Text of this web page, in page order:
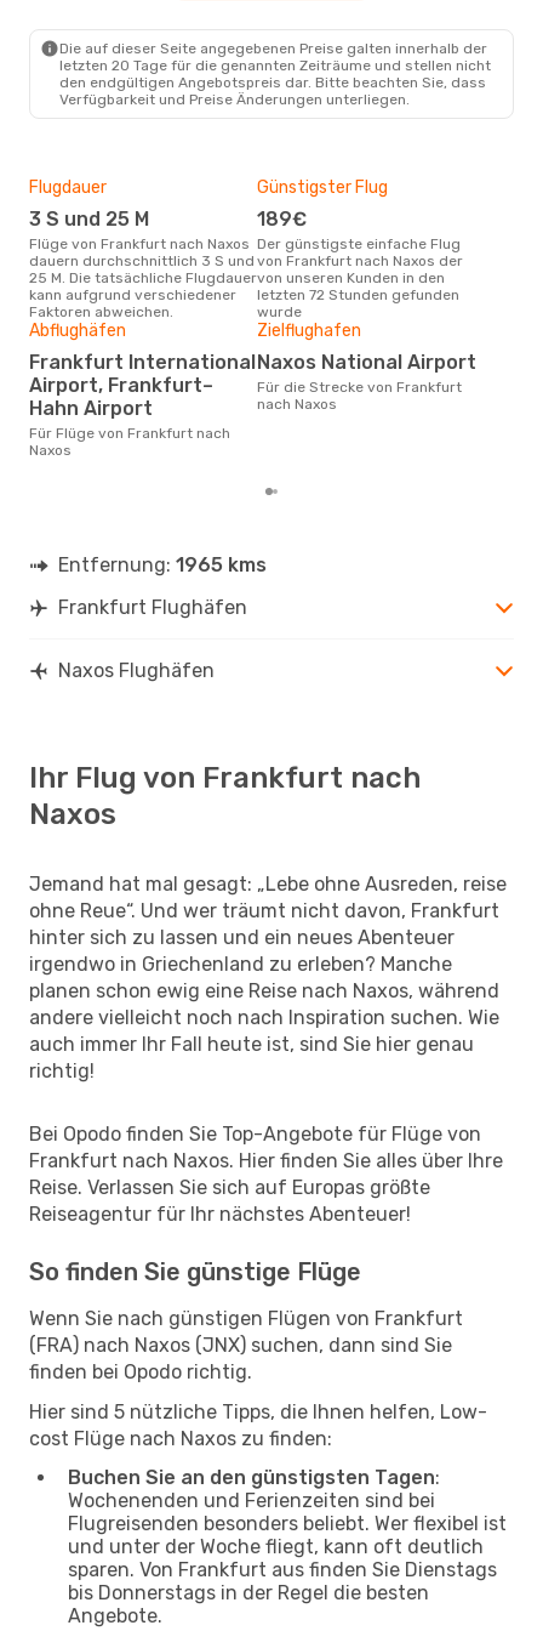
- Mi., 30. Sept.
1 Zwischenstopp
FRA- JNX
Aegean Airlines
1 Zwischenstopp
JNX- FRA
Die auf dieser Seite angegebenen Preise galten innerhalb der
letzten 20 Tage für die genannten Zeiträume und stellen nicht
den endgültigen Angebotspreis dar. Bitte beachten Sie, dass
Verfügbarkeit und Preise Änderungen unterliegen.
Flugdauer
3 S und 25 M
Flüge von Frankfurt nach Naxos
dauern durchschnittlich 3 S und
25 M. Die tatsächliche Flugdauer
kann aufgrund verschiedener
Faktoren abweichen.
Günstigster Flug
189€
Der günstigste einfache Flug
von Frankfurt nach Naxos der
von unseren Kunden in den
letzten 72 Stunden gefunden
wurde
Abflughäfen
Frankfurt International
Airport, Frankfurt–
Hahn Airport
Für Flüge von Frankfurt nach
Naxos
Zielflughafen
Naxos National Airport
Für die Strecke von Frankfurt
nach Naxos
Entfernung: 1965 kms
Frankfurt Flughäfen
Naxos Flughäfen
Ihr Flug von Frankfurt nach
Naxos
Jemand hat mal gesagt: „Lebe ohne Ausreden, reise
ohne Reue“. Und wer träumt nicht davon, Frankfurt
hinter sich zu lassen und ein neues Abenteuer
irgendwo in Griechenland zu erleben? Manche
planen schon ewig eine Reise nach Naxos, während
andere vielleicht noch nach Inspiration suchen. Wie
auch immer Ihr Fall heute ist, sind Sie hier genau
richtig!
Bei Opodo finden Sie Top-Angebote für Flüge von
Frankfurt nach Naxos. Hier finden Sie alles über Ihre
Reise. Verlassen Sie sich auf Europas größte
Reiseagentur für Ihr nächstes Abenteuer!
So finden Sie günstige Flüge
Wenn Sie nach günstigen Flügen von Frankfurt
(FRA) nach Naxos (JNX) suchen, dann sind Sie
finden bei Opodo richtig.
Hier sind 5 nützliche Tipps, die Ihnen helfen, Low-
cost Flüge nach Naxos zu finden:
Buchen Sie an den günstigsten Tagen:
Wochenenden und Ferienzeiten sind bei
Flugreisenden besonders beliebt. Wer flexibel ist
und unter der Woche fliegt, kann oft deutlich
sparen. Von Frankfurt aus finden Sie Dienstags
bis Donnerstags in der Regel die besten
Angebote.